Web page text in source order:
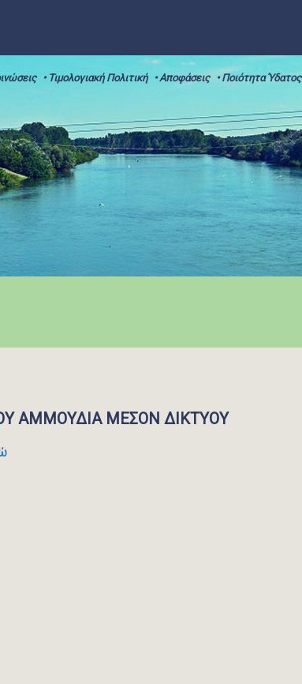
• Τιμολογιακή Πολιτική • Αποφάσεις • Ποιότητα Ύδατος
ΑΜΜΟΥΔΙΑ ΜΕΣΟΝ ΔΙΚΤΥΟΥ